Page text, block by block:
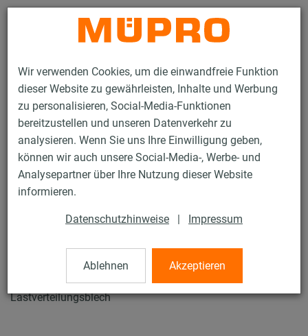
Wir verwenden Cookies, um die einwandfreie Funktion
dieser Website zu gewährleisten, Inhalte und Werbung
zu personalisieren, Social-Media-Funktionen
bereitzustellen und unseren Datenverkehr zu
analysieren. Wenn Sie uns Ihre Einwilligung geben,
können wir auch unsere Social-Media-, Werbe- und
Analysepartner über Ihre Nutzung dieser Website
informieren.
Datenschutzhinweise | Impressum
Ablehnen Akzeptieren
Kontakt
Produkte Befestigungstechnik
Rohrschellen
Foamglas-Rohrhalter
Foamglas-Rohrhalter
Foamglasschale 64 mm, Iso 25/150, Güte T4, mit
Lastverteilungsblech